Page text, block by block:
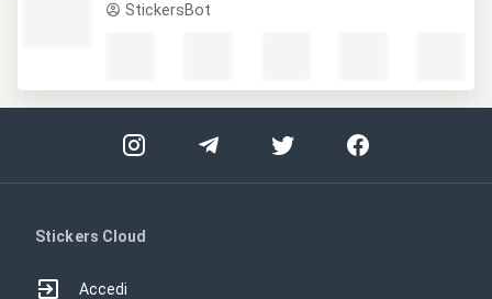
StickersBot
Stickers Cloud
Accedi